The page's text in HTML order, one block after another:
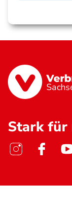
Stark für